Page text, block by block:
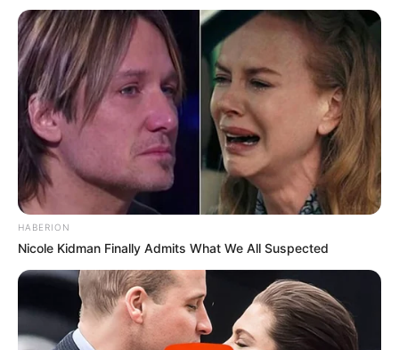
HABERION
Nicole Kidman Finally Admits What We All Suspected